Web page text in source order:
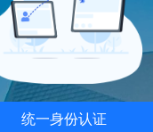
统一身份认证